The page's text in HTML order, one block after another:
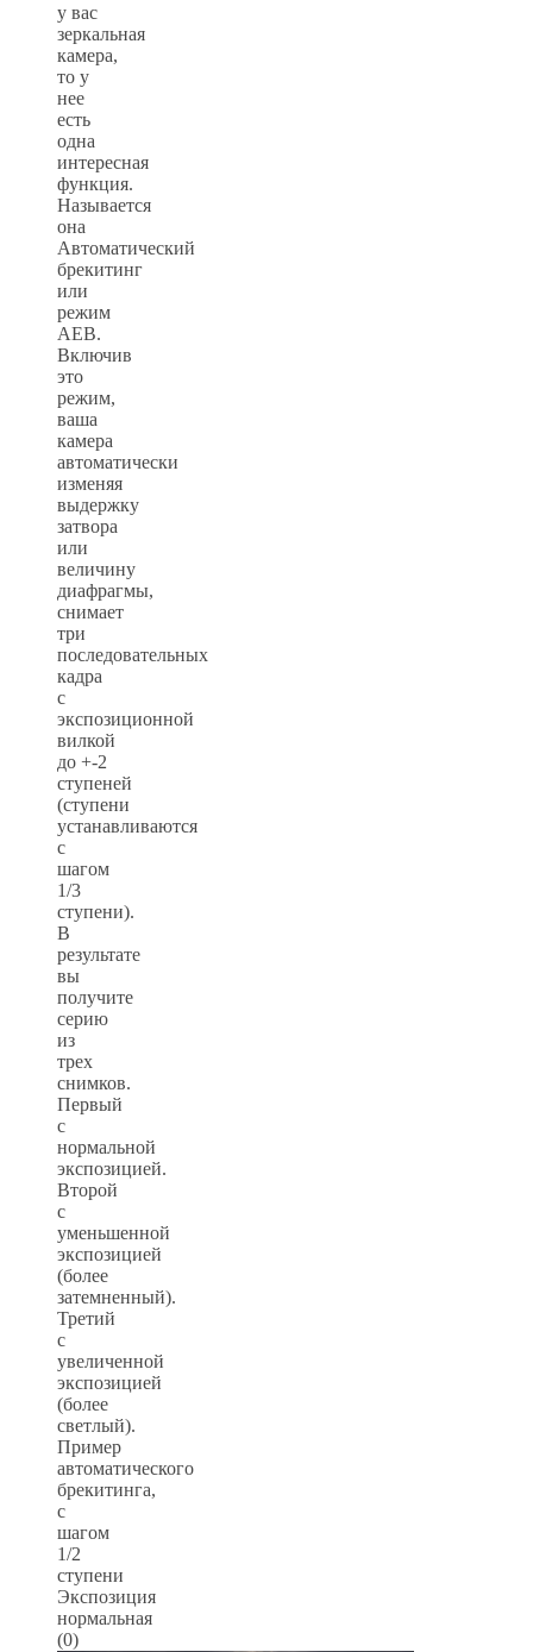
у вас
зеркальная
камера,
то у
нее
есть
одна
интересная
функция.
Называется
она
Автоматический
брекитинг
или
режим
АЕВ.
Включив
это
режим,
ваша
камера
автоматически
изменяя
выдержку
затвора
или
величину
диафрагмы,
снимает
три
последовательных
кадра
с
экспозиционной
вилкой
до +-2
ступеней
(ступени
устанавливаются
с
шагом
1/3
ступени).
В
результате
вы
получите
серию
из
трех
снимков.
Первый
с
нормальной
экспозицией.
Второй
с
уменьшенной
экспозицией
(более
затемненный).
Третий
с
увеличенной
экспозицией
(более
светлый).
Пример
автоматического
брекитинга,
с
шагом
1/2
ступени
Экспозиция
нормальная
(0)